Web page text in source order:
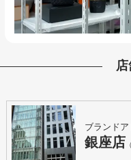
ブランドア
銀座店